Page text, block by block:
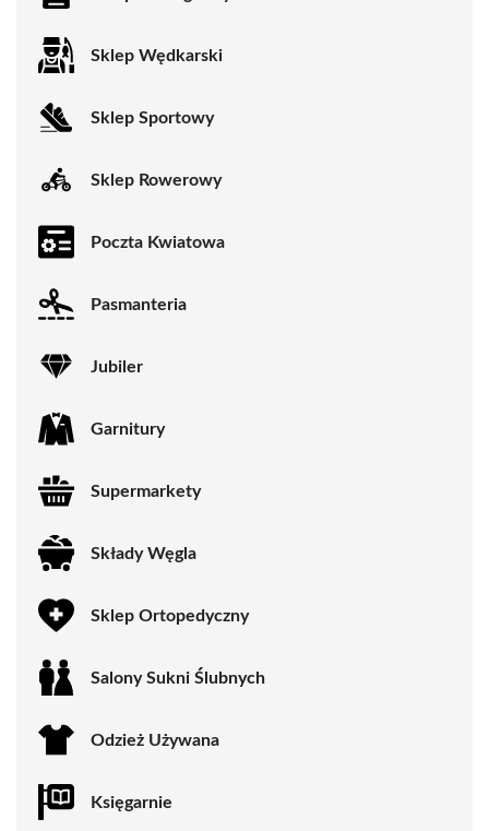
Sklep Wędkarski
Sklep Sportowy
Sklep Rowerowy
Poczta Kwiatowa
Pasmanteria
Jubiler
Garnitury
Supermarkety
Składy Węgla
Sklep Ortopedyczny
Salony Sukni Ślubnych
Odzież Używana
Księgarnie